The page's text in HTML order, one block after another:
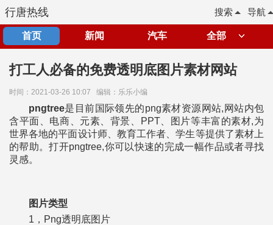
行唐热线 导航
搜索
首页 新闻 汽车 全部
打工人必备的免费透明底图片素材网站
时间：2021-03-26 10:07 编辑：乐乐小编
pngtree是目前国际领先的png素材资源网站,网站内包
含平面、电商、元素、背景、PPT、图片等丰富的素材,为
世界各地的平面设计师、教育工作者、学生等提供了素材上
的帮助。打开pngtree,你可以快速的完成一幅作品或者寻找
灵感。
图片类型
1，Png透明底图片